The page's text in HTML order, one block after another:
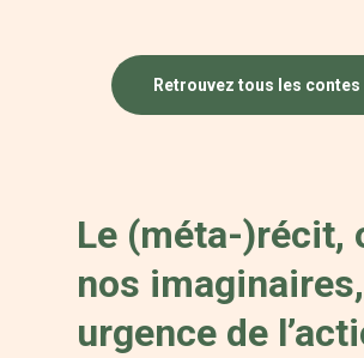
Retrouvez tous les contes
Le (méta-)récit,
nos
urgence de